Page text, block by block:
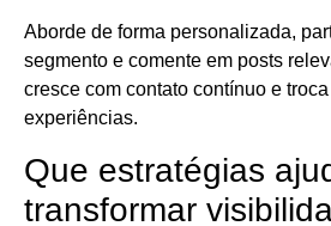
Aborde de forma personalizada,
segmento e comente em posts
cresce com contato contínuo e
experiências.
Que estratégias
transformar